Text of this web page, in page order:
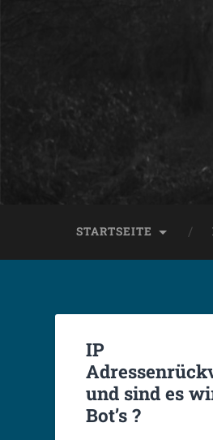
STARTSEITE
IP
und sind es
Bot’s ?